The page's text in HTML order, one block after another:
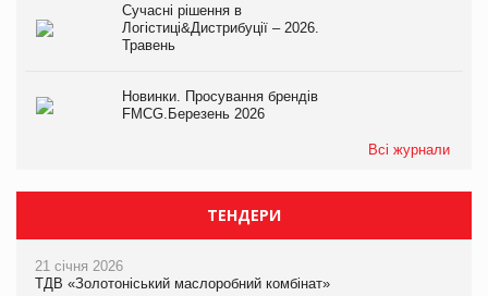
Сучасні рішення в
Логістиці&Дистрибуції – 2026.
Травень
Новинки. Просування брендів
FMCG.Березень 2026
Всі журнали
ТЕНДЕРИ
21 січня 2026
ТДВ «Золотоніський маслоробний комбінат»